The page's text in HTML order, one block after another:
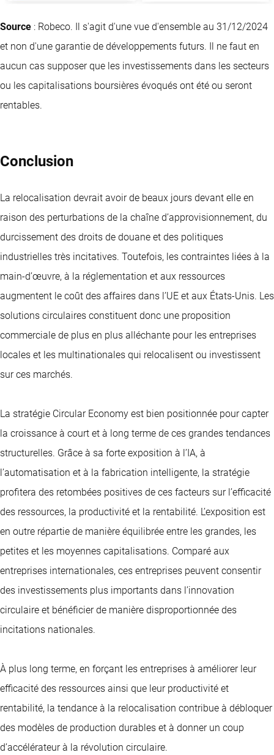
Source : Robeco. Il s'agit d'une vue d'ensemble au 31/12/2024
et non d'une garantie de développements futurs. Il ne faut en
aucun cas supposer que les investissements dans les secteurs
ou les capitalisations boursières évoqués ont été ou seront
rentables.
Conclusion
La relocalisation devrait avoir de beaux jours devant elle en
raison des perturbations de la chaîne d’approvisionnement, du
durcissement des droits de douane et des politiques
industrielles très incitatives. Toutefois, les contraintes liées à la
main-d’œuvre, à la réglementation et aux ressources
augmentent le coût des affaires dans l’UE et aux États-Unis. Les
solutions circulaires constituent donc une proposition
commerciale de plus en plus alléchante pour les entreprises
locales et les multinationales qui relocalisent ou investissent
sur ces marchés.
La stratégie Circular Economy est bien positionnée pour capter
la croissance à court et à long terme de ces grandes tendances
structurelles. Grâce à sa forte exposition à l’IA, à
l’automatisation et à la fabrication intelligente, la stratégie
profitera des retombées positives de ces facteurs sur l’efficacité
des ressources, la productivité et la rentabilité. L’exposition est
en outre répartie de manière équilibrée entre les grandes, les
petites et les moyennes capitalisations. Comparé aux
entreprises internationales, ces entreprises peuvent consentir
des investissements plus importants dans l’innovation
circulaire et bénéficier de manière disproportionnée des
incitations nationales.
À plus long terme, en forçant les entreprises à améliorer leur
efficacité des ressources ainsi que leur productivité et
rentabilité, la tendance à la relocalisation contribue à débloquer
des modèles de production durables et à donner un coup
d’accélérateur à la révolution circulaire.